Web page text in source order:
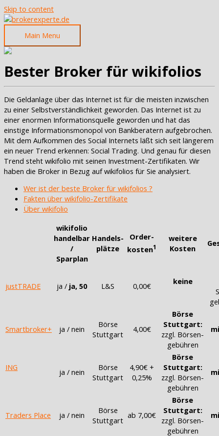
Skip to content
Main Menu
Bester Broker für wikifolios
Die Geldanlage über das Internet ist für die meisten inzwischen
zu einer Selbstverständlichkeit geworden. Das Internet ist zu
einer enormen Informationsquelle geworden und hat das
einstige Informationsmonopol von Bankberatern aufgebrochen.
Mit dem Aufkommen des Social Internets läßt sich seit längerem
ein neuer Trend erkennen: Social Trading. Und genau für diesen
Trend steht wikifolio mit seinen Investment-Zertifikaten. Wir
haben die Broker in Bezug auf wikifolios für Sie analysiert.
Wer ist der beste Broker für wikifolios ?
Fakten über wikifolio-Zertifikate
Über wikifolio
wikifolio
handelbar
/
Sparplan
Handels-
plätze
Order-
kosten1
weitere
Kosten
justTRADE ja / ja, 50 L&S 0,00€
keine
Smartbroker+ ja / nein
Börse
Stuttgart
4,00€
Börse
Stuttgart:
zzgl. Börsen-
gebühren
ING ja / nein
Börse
Stuttgart
4,90€ +
0,25%
Börse
Stuttgart:
zzgl. Börsen-
gebühren
Traders Place ja / nein
Börse
Stuttgart
ab 7,00€
Börse
Stuttgart:
zzgl. Börsen-
gebühren